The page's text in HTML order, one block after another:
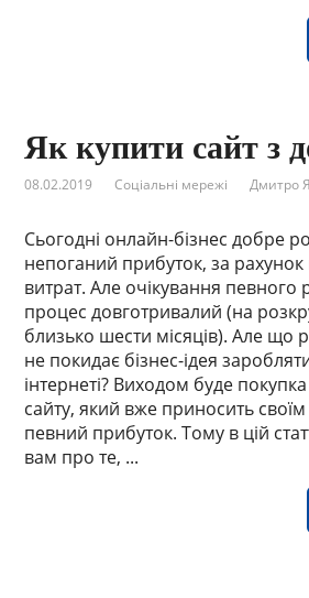
Як купити сайт з
08.02.2019 Соціальні мережі Дмитро
Сьогодні онлайн-бізнес добре
непоганий прибуток, за рахунок
витрат. Але очікування певного
процес довготривалий (на
близько шести місяців). Але що
не покидає бізнес-ідея
інтернеті? Виходом буде
сайту, який вже приносить
певний прибуток. Тому в цій
вам про те, ...